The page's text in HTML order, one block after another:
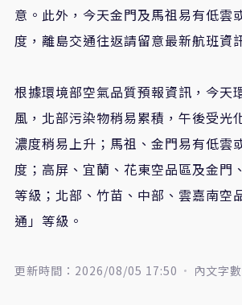
意。此外，今天金門及馬祖易有低雲
度，離島交通往返請留意最新航班資
根據環境部空氣品質預報資訊，今天
風，北部污染物稍易累積，午後受光
濃度稍易上升；馬祖、金門易有低雲
度；高屏、宜蘭、花東空品區及金門
等級；北部、竹苗、中部、雲嘉南空
通」等級。
更新時間：2026/08/05 17:50 內文字